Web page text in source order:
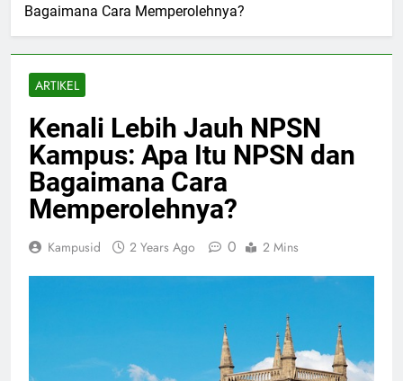
Bagaimana Cara Memperolehnya?
ARTIKEL
Kenali Lebih Jauh NPSN
Kampus: Apa Itu NPSN dan
Bagaimana Cara
Memperolehnya?
Kampusid 2 Years Ago 0 2 Mins